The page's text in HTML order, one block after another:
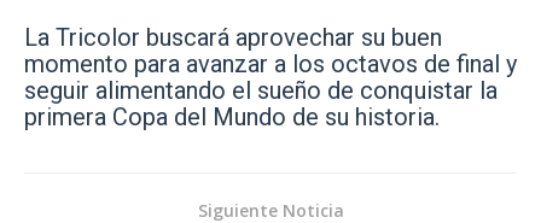
La Tricolor buscará aprovechar su buen
momento para avanzar a los octavos de final y
seguir alimentando el sueño de conquistar la
primera Copa del Mundo de su historia.
Siguiente Noticia